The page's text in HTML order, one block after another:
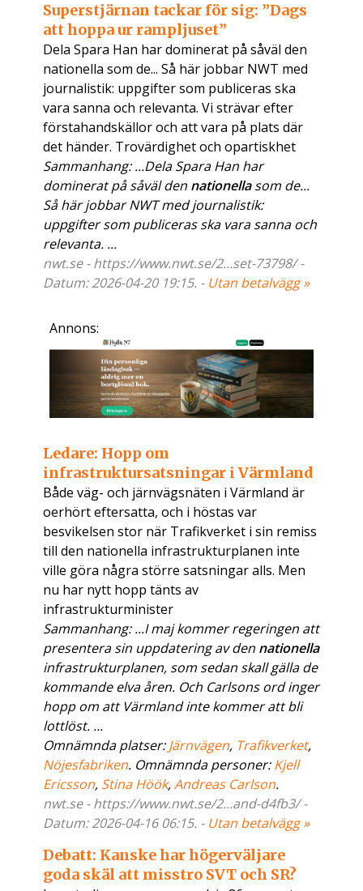
Superstjärnan tackar för sig: ”Dags
att hoppa ur rampljuset”
Dela Spara Han har dominerat på såväl den
nationella som de... Så här jobbar NWT med
journalistik: uppgifter som publiceras ska
vara sanna och relevanta. Vi strävar efter
förstahandskällor och att vara på plats där
det händer. Trovärdighet och opartiskhet
Sammanhang: ...Dela Spara Han har
dominerat på såväl den nationellasom de...
Så här jobbar NWT med journalistik:
uppgifter som publiceras ska vara sanna och
relevanta. ...
nwt.se - https://www.nwt.se/2...set-73798/ -
Datum: 2026-04-20 19:15. - Utan betalvägg »
Annons:
Ledare: Hopp om
infrastruktursatsningar i Värmland
Både väg- och järnvägsnäten i Värmland är
oerhört eftersatta, och i höstas var
besvikelsen stor när Trafikverket i sin remiss
till den nationella infrastrukturplanen inte
ville göra några större satsningar alls. Men
nu har nytt hopp tänts av
infrastrukturminister
Sammanhang: ...I maj kommer regeringen att
presentera sin uppdatering av den nationella
infrastrukturplanen, som sedan skall gälla de
kommande elva åren. Och Carlsons ord inger
hopp om att Värmland inte kommer att bli
lottlöst. ...
Omnämnda platser:Järnvägen, Trafikverket,
Nöjesfabriken. Omnämnda personer:Kjell
Ericsson, Stina Höök,Andreas Carlson.
nwt.se - https://www.nwt.se/2...and-d4fb3/ -
Datum: 2026-04-16 06:15. - Utan betalvägg »
Debatt: Kanske har högerväljare
goda skäl att misstro SVT och SR?